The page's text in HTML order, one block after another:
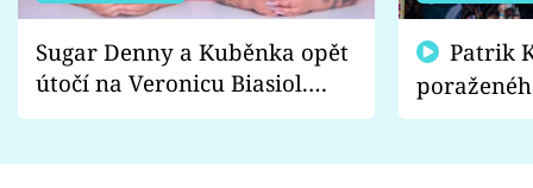
Sugar Denny a Kuběnka opět
útočí na Veronicu Biasiol.
Proč je podle nich falešná a
fanoušci